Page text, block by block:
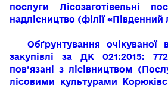
послуги Лісозаготівельні
надлісництво (філії «Південний
Обґрунтування очікуваної
закупівлі за ДК 021:2015:
пов’язані з лісівництвом
лісовими культурами